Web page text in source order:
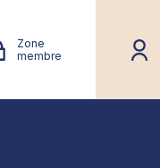
Zone
membre